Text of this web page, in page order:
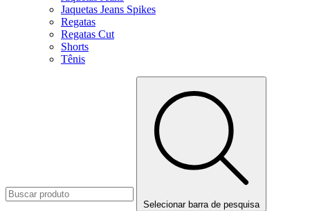
Jaquetas Jeans Spikes
Regatas
Regatas Cut
Shorts
Tênis
Selecionar barra de pesquisa